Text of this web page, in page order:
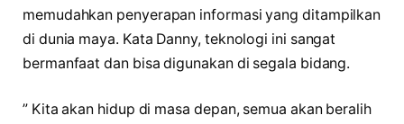
memudahkan penyerapan informasi yang ditampilkan
di dunia maya. Kata Danny, teknologi ini sangat
bermanfaat dan bisa digunakan di segala bidang.
” Kita akan hidup di masa depan, semua akan beralih